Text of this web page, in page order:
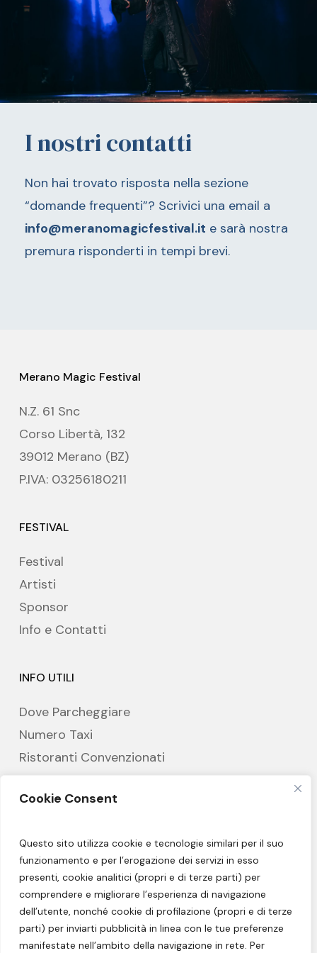
Cookie Consent
Questo sito utilizza cookie e tecnologie similari per il suo
funzionamento e per l’erogazione dei servizi in esso
presenti, cookie analitici (propri e di terze parti) per
comprendere e migliorare l’esperienza di navigazione
dell’utente, nonché cookie di profilazione (propri e di terze
parti) per inviarti pubblicità in linea con le tue preferenze
manifestate nell’ambito della navigazione in rete. Per
Passeggiata Lungo Passirio
0473-860968
Ristorante Aqua
Passeggiata Lungo Passirio, 56
Corso Libertà, 2
0473-237749
Römerkeller Merano Corso
0473-232828
Hotel Terme Merano
www.hoteltermemerano.it
www.europa-splendid.com
Hotel Westend
www.westend.it
Truma Apartments
www.truma-apartment.it
I nostri contatti
Non hai trovato risposta nella sezione
“domande frequenti”? Scrivici una email a
info@meranomagicfestival.it e sarà nostra
premura risponderti in tempi brevi.
Merano Magic Festival
N.Z. 61 Snc
Corso Libertà, 132
39012 Merano (BZ)
P.IVA: 03256180211
FESTIVAL
Festival
Artisti
Sponsor
Info e Contatti
INFO UTILI
Dove Parcheggiare
Numero Taxi
Ristoranti Convenzionati
Hotel Partner
Privacy Policy
Cookie Policy
Impressum
Sitemap